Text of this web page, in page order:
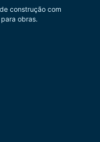
construção com
obras.